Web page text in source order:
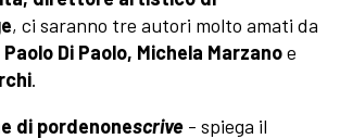
, ci saranno tre autori molto amati da
Paolo Di Paolo, Michela Marzanoe
.
di pordenonescrive- spiega il